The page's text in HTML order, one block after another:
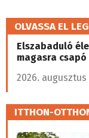
OLVASSA EL
Elszabaduló
magasra
2026. augusztus
ITTHON-